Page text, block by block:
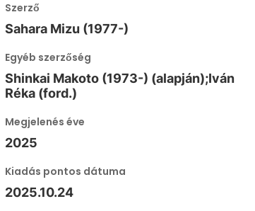
Szerző
Sahara Mizu (1977-)
Egyéb szerzőség
Shinkai Makoto (1973-) (alapján);Iván
Réka (ford.)
Megjelenés éve
2025
Kiadás pontos dátuma
2025.10.24